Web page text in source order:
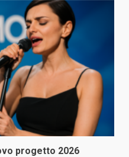
progetto 2026